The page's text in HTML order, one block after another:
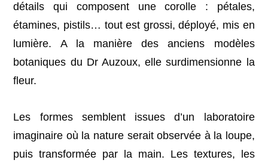
détails qui composent une corolle : pétales,
étamines, pistils… tout est grossi, déployé, mis en
lumière. A la manière des anciens modèles
botaniques du Dr Auzoux,elle surdimensionne la
fleur.
Les formes semblent issues d’un laboratoire
imaginaire où la nature serait observée à la loupe,
puis transformée par la main. Les textures, les